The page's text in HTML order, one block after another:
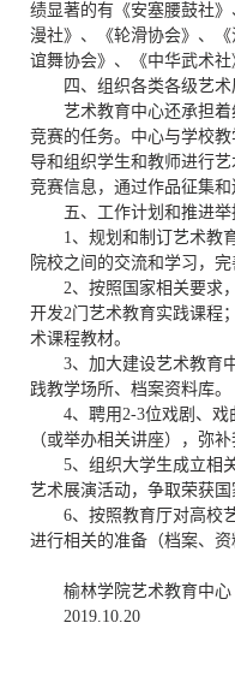
绩显著的有《安塞腰鼓社》
漫社》 、 《轮滑协会》 、
谊舞协会》 、 《中华武术社
四、 组织各类各级艺
艺术教育中心还承担
竞赛的任务。中心与学校
导和组织学生和教师进行
竞赛信息，通过作品征集和
五、工作计划和推进举
1、规划和制订艺术教
院校之间的交流和学习，完
2、按照国家相关要求
开发2门艺术教育实践课程
术课程教材。
3、加大建设艺术教育
践教学场所、档案资料库。
4、聘用2-3位戏剧、戏
（或举办相关讲座），弥
5、组织大学生成立相
艺术展演活动，争取荣获国
6、按照教育厅对高校
进行相关的准备（档案、资
榆林学院艺术教育中心
2019.10.20